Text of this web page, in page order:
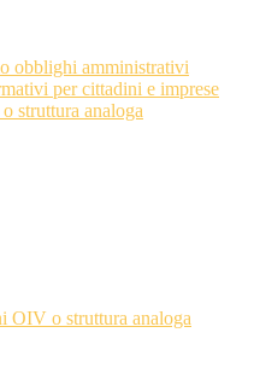
obblighi amministrativi
per cittadini e imprese
struttura analoga
OIV o struttura analoga